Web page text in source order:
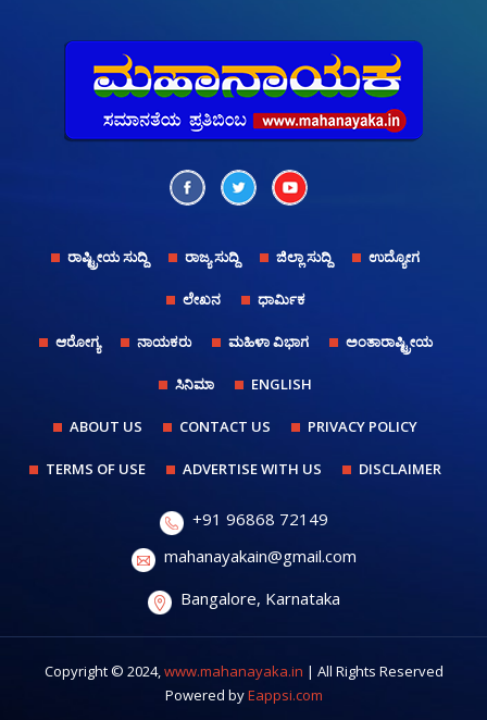
ರಾಷ್ಟ್ರೀಯ ಸುದ್ದಿ ರಾಜ್ಯ ಸುದ್ದಿ ಜಿಲ್ಲಾ ಸುದ್ದಿ ಉದ್ಯೋಗ
ಲೇಖನ ಧಾರ್ಮಿಕ
ಆರೋಗ್ಯ ನಾಯಕರು ಮಹಿಳಾ ವಿಭಾಗ ಅಂತಾರಾಷ್ಟ್ರೀಯ
ಸಿನಿಮಾ ENGLISH
ABOUT US CONTACT US PRIVACY POLICY
TERMS OF USE ADVERTISE WITH US DISCLAIMER
+91 96868 72149
mahanayakain@gmail.com
Bangalore, Karnataka
Copyright © 2024,www.mahanayaka.in | All Rights Reserved
Powered byEappsi.com